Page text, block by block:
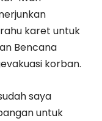
karet untuk
Bencana
korban.
saya
untuk